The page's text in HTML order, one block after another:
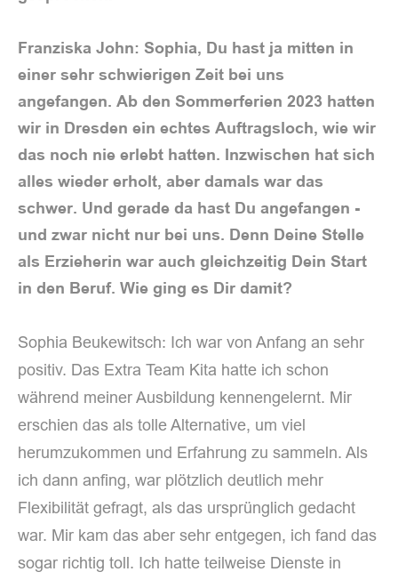
Franziska John: Sophia, Du hast ja mitten in
einer sehr schwierigen Zeit bei uns
angefangen. Ab den Sommerferien 2023 hatten
wir in Dresden ein echtes Auftragsloch, wie wir
das noch nie erlebt hatten. Inzwischen hat sich
alles wieder erholt, aber damals war das
schwer. Und gerade da hast Du angefangen -
und zwar nicht nur bei uns. Denn Deine Stelle
als Erzieherin war auch gleichzeitig Dein Start
in den Beruf. Wie ging es Dir damit?
Sophia Beukewitsch: Ich war von Anfang an sehr
positiv. Das Extra Team Kita hatte ich schon
während meiner Ausbildung kennengelernt. Mir
erschien das als tolle Alternative, um viel
herumzukommen und Erfahrung zu sammeln. Als
ich dann anfing, war plötzlich deutlich mehr
Flexibilität gefragt, als das ursprünglich gedacht
war. Mir kam das aber sehr entgegen, ich fand das
sogar richtig toll. Ich hatte teilweise Dienste in